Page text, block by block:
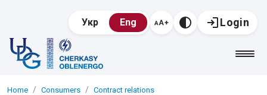
Укр Eng Login
Home Consumers
Contract relations